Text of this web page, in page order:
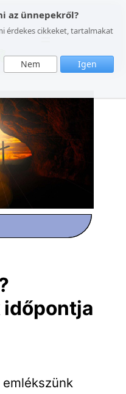
az ünnepekről?
érdekes cikkeket, tartalmakat
Nem Igen